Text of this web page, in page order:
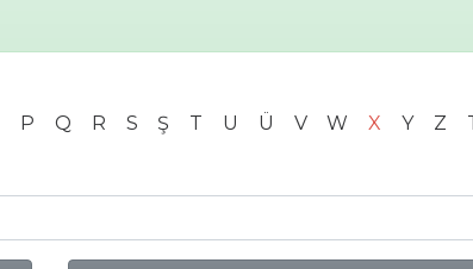
P Q R S Ş T U Ü V W X Y Z